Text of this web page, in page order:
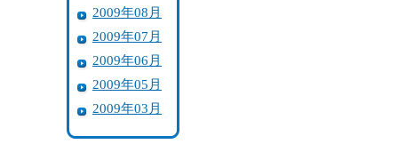
2009年08月
2009年07月
2009年06月
2009年05月
2009年03月